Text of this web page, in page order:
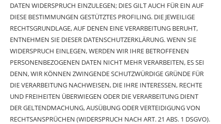
DATEN WIDERSPRUCH EINZULEGEN; DIES GILT AUCH FÜR EIN AUF
DIESE BESTIMMUNGEN GESTÜTZTES PROFILING. DIE JEWEILIGE
RECHTSGRUNDLAGE, AUF DENEN EINE VERARBEITUNG BERUHT,
ENTNEHMEN SIE DIESER DATENSCHUTZERKLÄRUNG. WENN SIE
WIDERSPRUCH EINLEGEN, WERDEN WIR IHRE BETROFFENEN
PERSONENBEZOGENEN DATEN NICHT MEHR VERARBEITEN, ES SEI
DENN, WIR KÖNNEN ZWINGENDE SCHUTZWÜRDIGE GRÜNDE FÜR
DIE VERARBEITUNG NACHWEISEN, DIE IHRE INTERESSEN, RECHTE
UND FREIHEITEN ÜBERWIEGEN ODER DIE VERARBEITUNG DIENT
DER GELTENDMACHUNG, AUSÜBUNG ODER VERTEIDIGUNG VON
RECHTSANSPRÜCHEN (WIDERSPRUCH NACH ART. 21 ABS. 1 DSGVO).